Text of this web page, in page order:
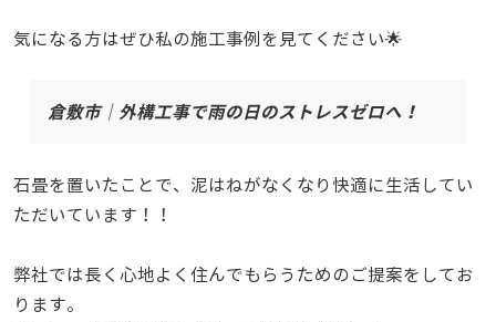
気になる方はぜひ私の施工事例を見てください🌟
倉敷市｜外構工事で雨の日のストレスゼロへ！
石畳を置いたことで、泥はねがなくなり快適に生活してい
ただいています！！
弊社では長く心地よく住んでもらうためのご提案をしてお
ります。